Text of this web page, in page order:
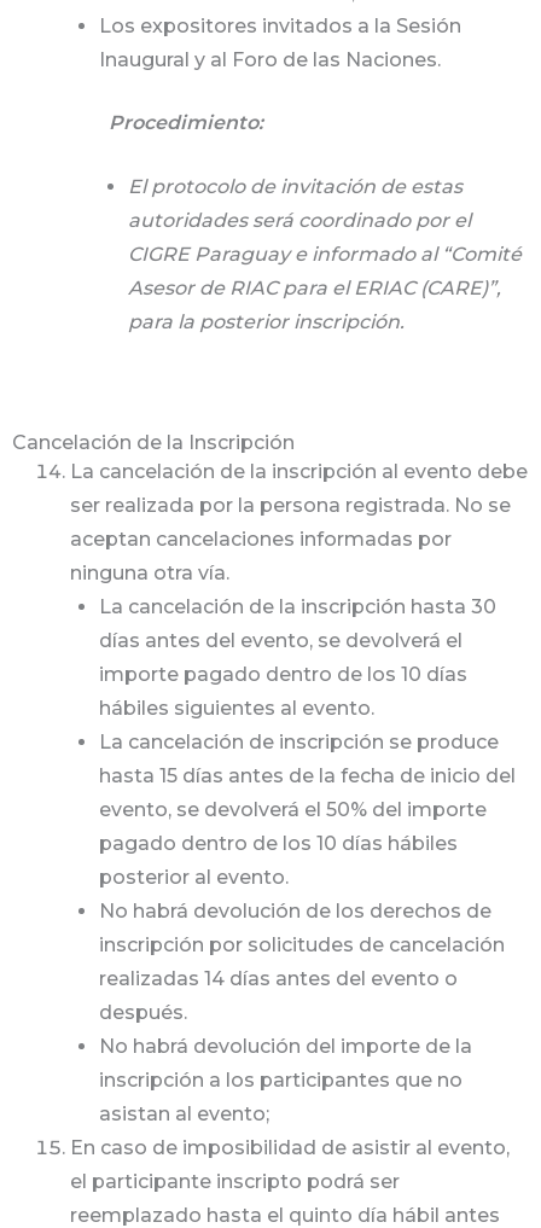
Los expositores invitados a la Sesión
Inaugural y al Foro de las Naciones.
Procedimiento:
El protocolo de invitación de estas
autoridades será coordinado por el
CIGRE Paraguay e informado al “Comité
Asesor de RIAC para el ERIAC (CARE)”,
para la posterior inscripción.
Cancelación de la Inscripción
La cancelación de la inscripción al evento debe
ser realizada por la persona registrada. No se
aceptan cancelaciones informadas por
ninguna otra vía.
La cancelación de la inscripción hasta 30
días antes del evento, se devolverá el
importe pagado dentro de los 10 días
hábiles siguientes al evento.
La cancelación de inscripción se produce
hasta 15 días antes de la fecha de inicio del
evento, se devolverá el 50% del importe
pagado dentro de los 10 días hábiles
posterior al evento.
No habrá devolución de los derechos de
inscripción por solicitudes de cancelación
realizadas 14 días antes del evento o
después.
No habrá devolución del importe de la
inscripción a los participantes que no
asistan al evento;
En caso de imposibilidad de asistir al evento,
el participante inscripto podrá ser
reemplazado hasta el quinto día hábil antes